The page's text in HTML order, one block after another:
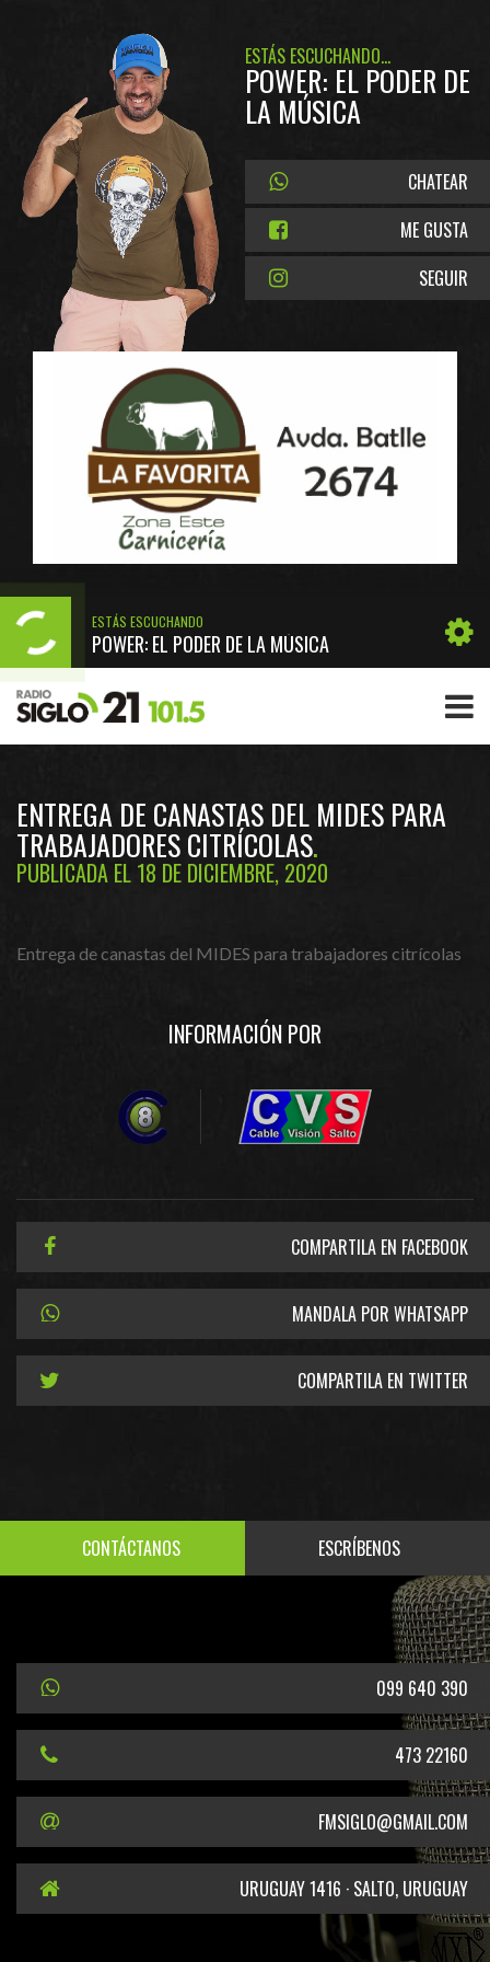
ESTÁS ESCUCHANDO...
POWER: EL PODER DE
LA MÚSICA
CHATEAR
ME GUSTA
SEGUIR
ESTÁS ESCUCHANDO
POWER: EL PODER DE LA MÚSICA
ENTREGA DE CANASTAS DEL MIDES PARA
TRABAJADORES CITRÍCOLAS
PUBLICADA EL 18 DE DICIEMBRE, 2020
Entrega de canastas del MIDES para trabajadores citrícolas
INFORMACIÓN POR
COMPARTILA EN FACEBOOK
MANDALA POR WHATSAPP
COMPARTILA EN TWITTER
CONTÁCTANOS ESCRÍBENOS
099 640 390
473 22160
FMSIGLO@GMAIL.COM
URUGUAY 1416 · SALTO, URUGUAY